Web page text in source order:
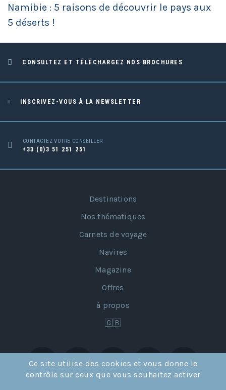
Ce site utilise des cookies et vous donne le
contrôle sur ceux que vous souhaitez activer
Namibie : 5 raisons de découvrir le pays aux
5 déserts !
CONSULTEZ ET TÉLÉCHARGEZ NOS BROCHURES
INSCRIVEZ-VOUS À LA NEWSLETTER
CONTACTEZ VOTRE CONSEILLER
+33 (0)3 51 251 251
Destinations
Nos thématiques
Carnets de voyage
Navires
Magazine
Offres
à propos
🇬🇧